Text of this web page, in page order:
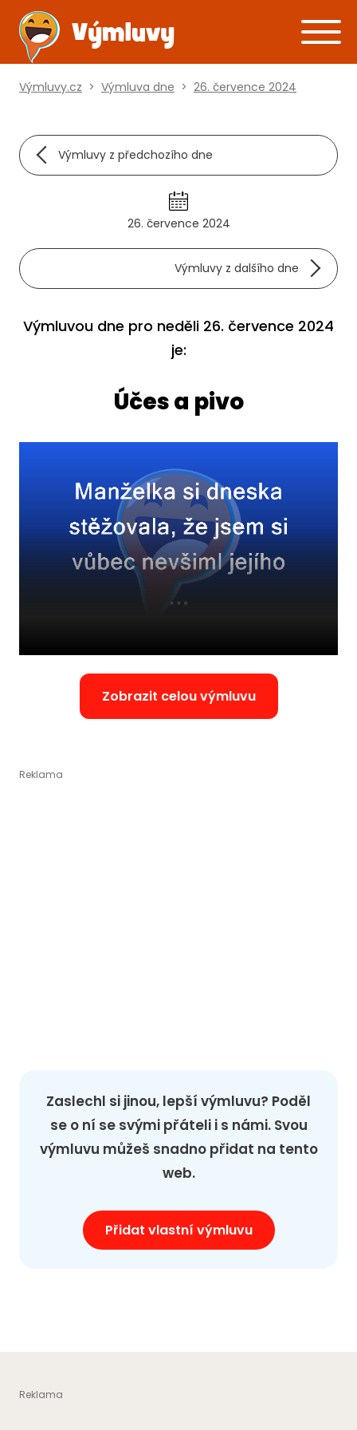
Výmluvy.cz > Výmluva dne > 26. července 2024
Výmluvy z předchozího dne
26. července 2024
Výmluvy z dalšího dne
Výmluvou dne pro neděli 26. července 2024
je:
Účes a pivo
Zobrazit celou výmluvu
Zaslechl si jinou, lepší výmluvu? Poděl
se o ní se svými přáteli i s námi. Svou
výmluvu můžeš snadno přidat na tento
web.
Přidat vlastní výmluvu